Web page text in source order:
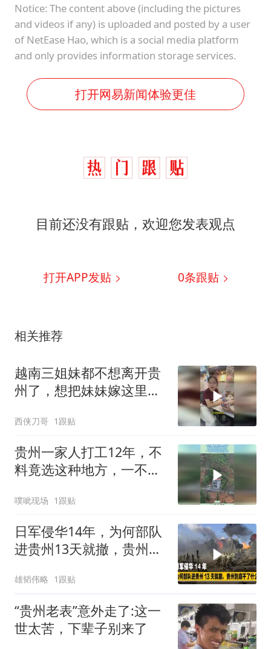
Notice: The content above (including the pictures
and videos if any) is uploaded and posted by a user
of NetEase Hao, which is a social media platform
and only provides information storage services.
打开网易新闻体验更佳
目前还没有跟贴，欢迎您发表观点
打开APP发贴 0条跟贴
相关推荐
越南三姐妹都不想离开贵
州了，想把妹妹嫁这里，
西侠刀哥 1跟贴
贵州一家人打工12年，不
料竟选这种地方，一不小
噗呲现场 1跟贴
日军侵华14年，为何部队
进贵州13天就撤，贵州到
雄韬伟略 1跟贴
“贵州老表”意外走了:这一
世太苦，下辈子别来了